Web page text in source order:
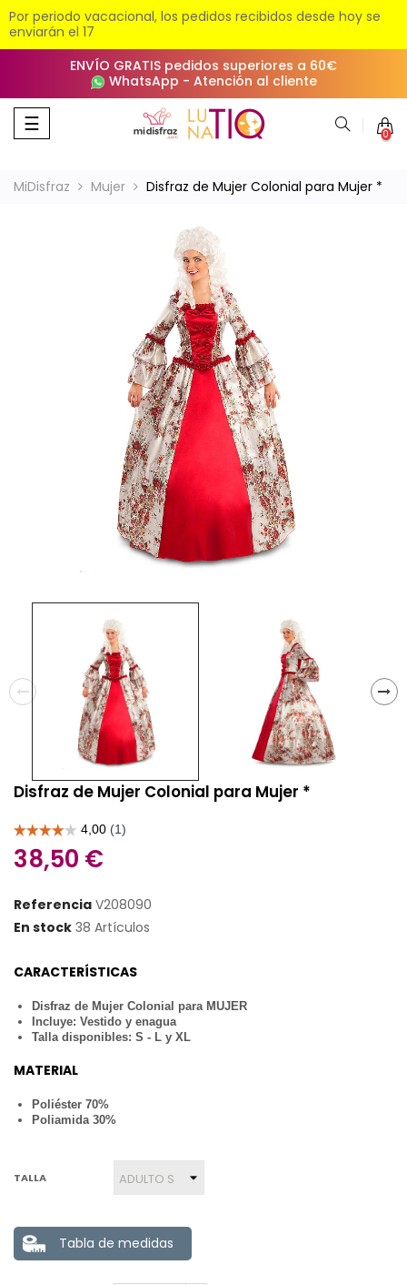
Por periodo vacacional, los pedidos recibidos desde hoy se
enviarán el 17
ENVÍO GRATIS pedidos superiores a 60€
WhatsApp - Atención al cliente
Navegación
de
☰ 0
MiDisfraz Mujer Disfraz de Mujer Colonial para Mujer *
Disfraz de Mujer Colonial para Mujer *
38,50 €
Referencia V208090
En stock 38 Artículos
CARACTERÍSTICAS
Disfraz de Mujer Colonial para MUJER
Incluye: Vestido y enagua
Talla disponibles: S - L y XL
MATERIAL
Poliéster 70%
Poliamida 30%
TALLA
Tabla de medidas